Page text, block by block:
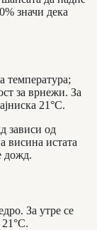
значи дека
температура;
за врнежи. За
21°C.
зависи од
висина истата
дожд.
За утре се